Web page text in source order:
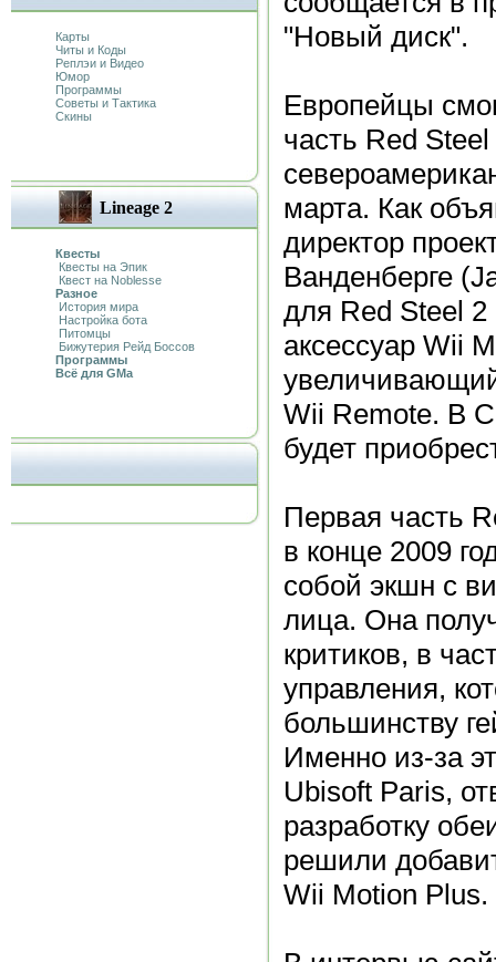
Карты
Читы и Коды
Реплэи и Видео
Юмор
Программы
Советы и Тактика
Скины
Lineage 2
Квесты
Квесты на Эпик
Квест на Noblesse
Разное
История мира
Настройка бота
Питомцы
Бижутерия Рейд Боссов
Программы
Всё для GMa
"Новый диск".
Европейцы
часть Red
марта. Как
директор
Ванденберге
для Red Steel 2
аксессуар Wii
Wii Remote. В
будет
Первая часть
в конце 2009
собой экшн с
лица. Она
критиков, в
управления,
большинству
Именно из-за
Ubisoft Paris,
разработку
решили
Wii Motion Plus.